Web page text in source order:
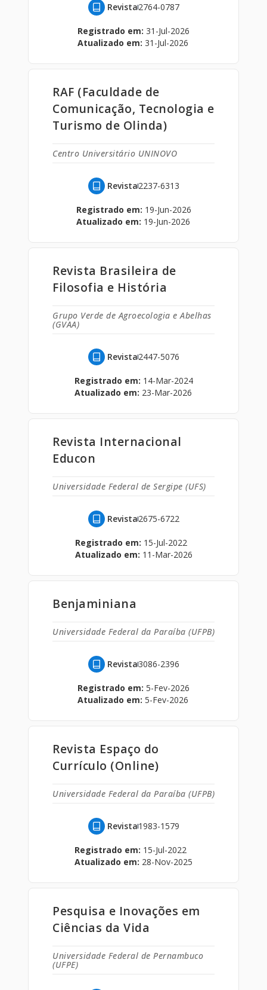
Revista2764-0787
Registrado em: 31-Jul-2026
Atualizado em: 31-Jul-2026
RAF (Faculdade de
Comunicação, Tecnologia e
Turismo de Olinda)
Centro Universitário UNINOVO
Revista2237-6313
Registrado em: 19-Jun-2026
Atualizado em: 19-Jun-2026
Revista Brasileira de
Filosofia e História
Grupo Verde de Agroecologia e Abelhas
(GVAA)
Revista2447-5076
Registrado em: 14-Mar-2024
Atualizado em: 23-Mar-2026
Revista Internacional
Educon
Universidade Federal de Sergipe (UFS)
Revista2675-6722
Registrado em: 15-Jul-2022
Atualizado em: 11-Mar-2026
Benjaminiana
Universidade Federal da Paraíba (UFPB)
Revista3086-2396
Registrado em: 5-Fev-2026
Atualizado em: 5-Fev-2026
Revista Espaço do
Currículo (Online)
Universidade Federal da Paraíba (UFPB)
Revista1983-1579
Registrado em: 15-Jul-2022
Atualizado em: 28-Nov-2025
Pesquisa e Inovações em
Ciências da Vida
Universidade Federal de Pernambuco
(UFPE)